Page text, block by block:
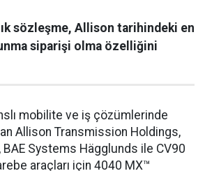
sözleşme, Allison tarihindeki en
siparişi olma özelliğini
mobilite ve iş çözümlerinde
Allison Transmission Holdings,
BAE Systems Hägglunds ile CV90
araçları için 4040 MX™